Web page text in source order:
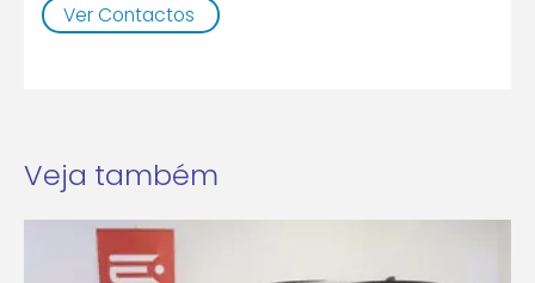
Ver Contactos
Veja também